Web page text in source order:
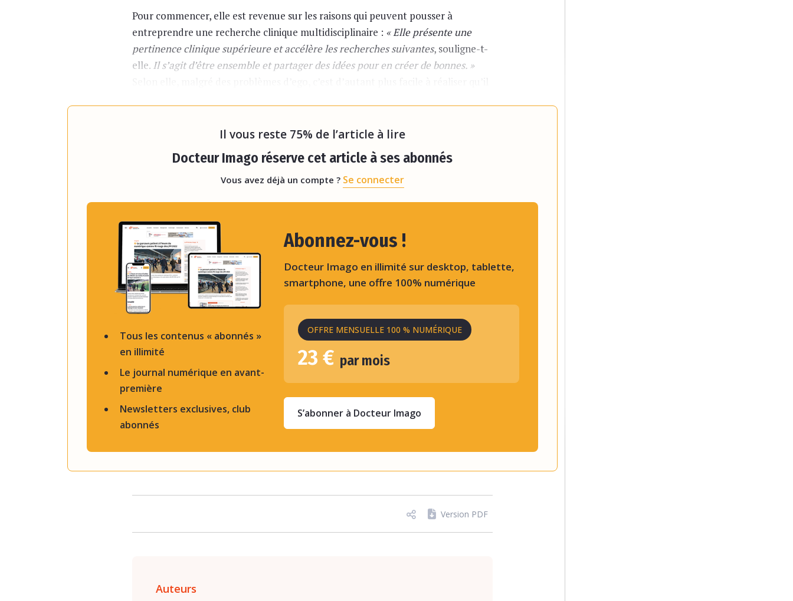
Pour commencer, elle est revenue sur les raisons qui peuvent pousser à
entreprendre une recherche clinique multidisciplinaire : « Elle présente une
pertinence clinique supérieure et accélère les recherches suivantes, souligne-t-
elle. Il s’agit d’être ensemble et partager des idées pour en créer de bonnes. »
Il vous reste 75% de l’article à lire
Docteur Imago réserve cet article à ses abonnés
Vous avez déjà un compte ? Se connecter
Tous les contenus « abonnés »
en illimité
Le journal numérique en avant-
première
Newsletters exclusives, club
abonnés
Abonnez-vous !
Docteur Imago en illimité sur desktop, tablette,
smartphone, une offre 100% numérique
OFFRE MENSUELLE 100 % NUMÉRIQUE
23 € par mois
S’abonner à Docteur Imago
Version PDF
Auteurs